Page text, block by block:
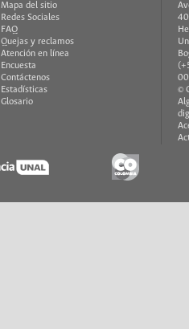
Mapa del sitio
Redes Sociales
FAQ
Quejas y reclamos
Atención en línea
Encuesta
Contáctenos
Estadísticas
Glosario
©